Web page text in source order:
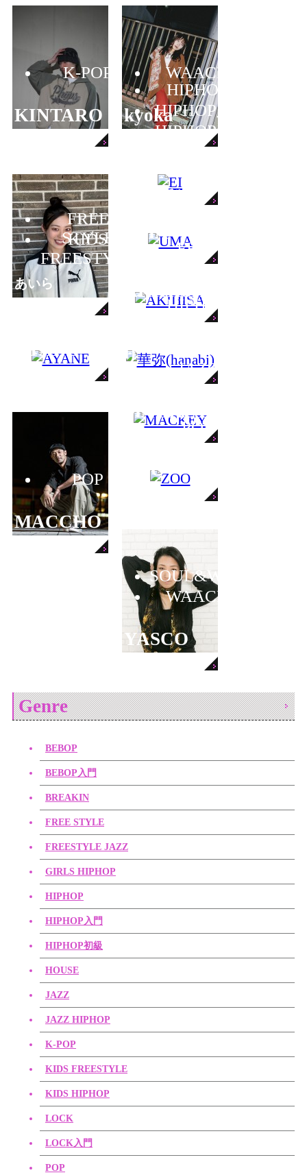
K-POP
KINTARO
WAACK
kyoka
FREE
STYLE
KIDS
FREESTYLE
あいら
HIPHOP
HIPHOP入門
HIPHOP初級
セッション会
UMA
FREE
STYLE
AKIHISA
GIRLS
AYANE
JAZZ
HIPHOP
(hanab
i)
POP
MACCHO
JAZZ
HIPHOP
MACKEY
POP
ZOO
SOUL&WAACK
WAACK
YASCO
Genre
BEBOP
BEBOP入門
BREAKIN
FREE STYLE
FREESTYLE JAZZ
GIRLS HIPHOP
HIPHOP
HIPHOP入門
HIPHOP初級
HOUSE
JAZZ
JAZZ HIPHOP
K-POP
KIDS FREESTYLE
KIDS HIPHOP
LOCK
LOCK入門
POP